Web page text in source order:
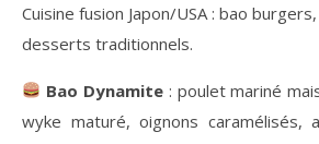
Cuisine fusion Japon/USA : bao
desserts traditionnels.
Bao Dynamite: poulet mariné
wyke maturé, oignons caramélisés,